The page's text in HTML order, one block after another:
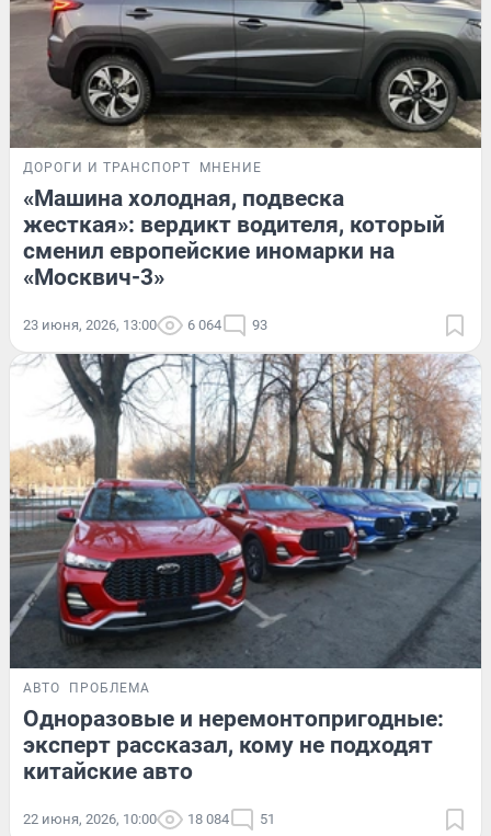
ДОРОГИ И ТРАНСПОРТ МНЕНИЕ
«Машина холодная, подвеска
жесткая»: вердикт водителя, который
сменил европейские иномарки на
«Москвич-3»
23 июня, 2026, 13:00 6 064 93
АВТО ПРОБЛЕМА
Одноразовые и неремонтопригодные:
эксперт рассказал, кому не подходят
китайские авто
22 июня, 2026, 10:00 18 084 51